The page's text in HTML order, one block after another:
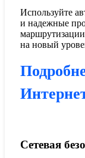
Используйте
и надежные
на новый
Сетевая